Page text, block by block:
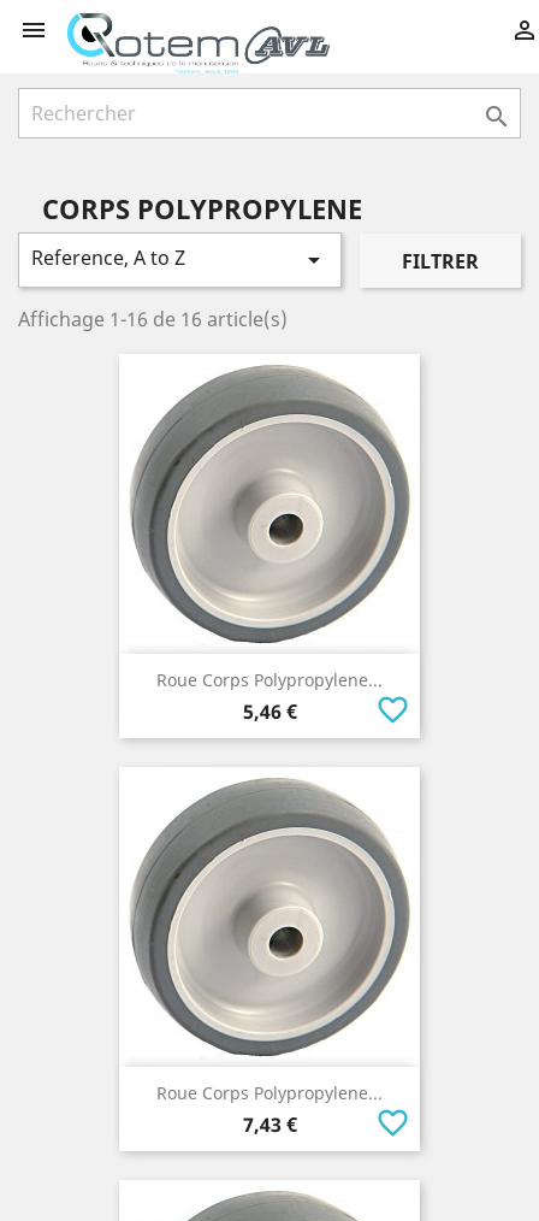
 

CORPS POLYPROPYLENE
Reference, A to Z  FILTRER
Affichage 1-16 de 16 article(s)
Roue Corps Polypropylene...
Prix
5,46 € favorite_border
Roue Corps Polypropylene...
Prix
7,43 € favorite_border